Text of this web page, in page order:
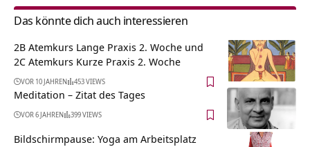
Das könnte dich auch interessieren
2B Atemkurs Lange Praxis 2. Woche und
2C Atemkurs Kurze Praxis 2. Woche
VOR 10 JAHREN 453 VIEWS
Meditation – Zitat des Tages
VOR 6 JAHREN 399 VIEWS
Bildschirmpause: Yoga am Arbeitsplatz